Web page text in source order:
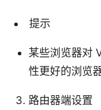
提示
某些浏览器对
性更好的浏览
路由器端设置